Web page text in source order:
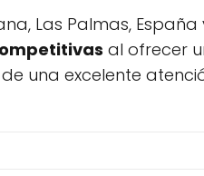
Las Palmas,
al ofrecer
una excelente